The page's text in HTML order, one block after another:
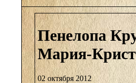
Пенелопа
Мария-
02 октября 2012